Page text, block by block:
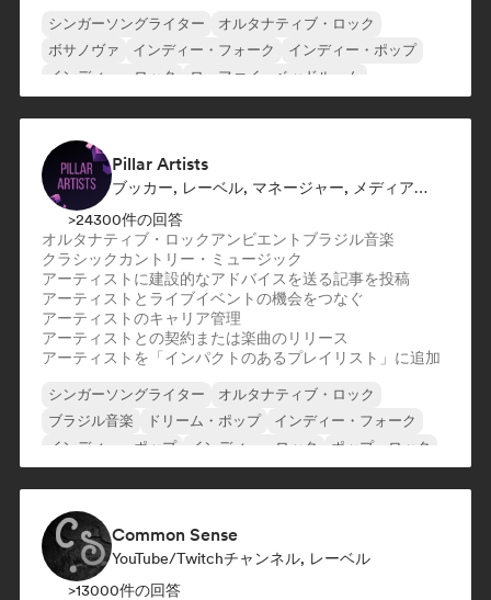
シンガーソングライター
オルタナティブ・ロック
ボサノヴァ
インディー・フォーク
インディー・ポップ
インディー・ロック
ローファイ・ベッドルーム
Pillar Artists
ブッカー, レーベル, マネージャー, メディア・アウトレット／ジャーナリスト, メンター, プレイリスト・キュレーター
>24300件の回答
オルタナティブ・ロックアンビエント ブラジル音楽
クラシック カントリー・ミュージック
アーティストに建設的なアドバイスを送る記事を投稿
アーティストとライブイベントの機会をつなぐ
アーティストのキャリア管理
アーティストとの契約または楽曲のリリース
アーティストを「インパクトのあるプレイリスト」に追加
シンガーソングライター
オルタナティブ・ロック
ブラジル音楽
ドリーム・ポップ
インディー・フォーク
インディー・ポップ
インディー・ロック ポップ・ロック
Common Sense
YouTube/Twitchチャンネル, レーベル
>13000件の回答